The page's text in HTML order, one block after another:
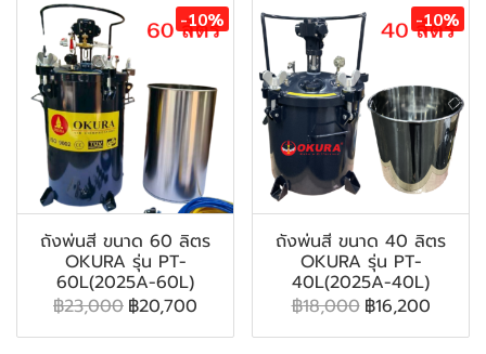
-10%
ถังพ่นสี ขนาด 60 ลิตร
OKURA รุ่น PT-
60L(2025A-60L)
฿23,000 ฿20,700
-10%
ถังพ่นสี ขนาด 40 ลิตร
OKURA รุ่น PT-
40L(2025A-40L)
฿18,000 ฿16,200